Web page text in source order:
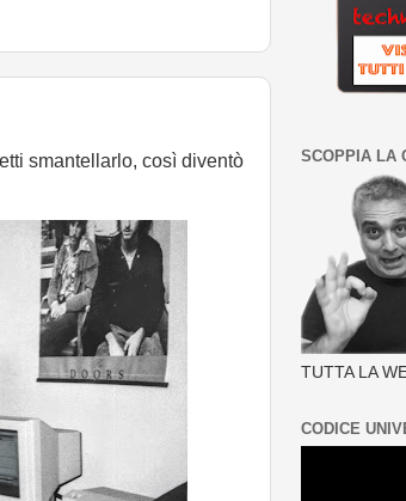
smantellarlo, così diventò
SCOPPIA LA
TUTTA LA
CODICE